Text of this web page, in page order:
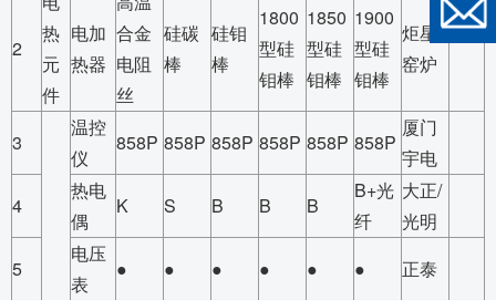
2
热
元
件
电加
热器
合金
电阻
丝
硅碳
棒
硅钼
棒
1800
型硅
钼棒
1850
型硅
钼棒
1900
型硅
钼棒
炬星
窑炉
3
温控
仪
858P 858P 858P 858P 858P 858P
厦门
宇电
4
热电
偶
K S B B B
B+光
纤
大正/
光明
5
电压
表
● ● ● ● ● ● 正泰